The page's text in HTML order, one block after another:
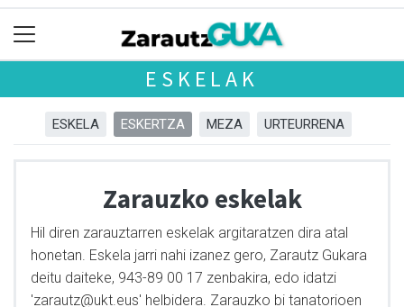
ESKELAK
ESKELA ESKERTZA MEZA URTEURRENA
Zarauzko eskelak
Hil diren zarauztarren eskelak argitaratzen dira atal
honetan. Eskela jarri nahi izanez gero, Zarautz Gukara
deitu daiteke, 943-89 00 17 zenbakira, edo idatzi
'zarautz@ukt.eus' helbidera. Zarauzko bi tanatorioen